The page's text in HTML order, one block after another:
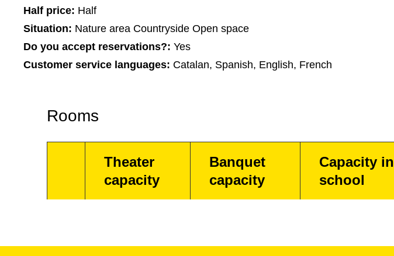
Half price: Half
Situation: Nature area Countryside Open space
Do you accept reservations?: Yes
Customer service languages: Catalan, Spanish, English, French
Rooms
Theater
capacity
Banquet
capacity
Capacity in
school